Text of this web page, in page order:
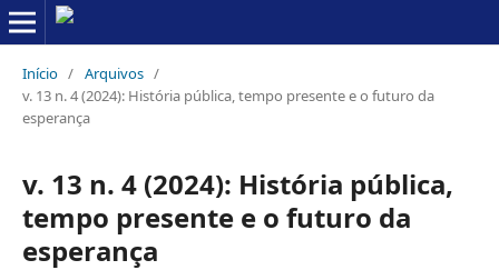
Início / Arquivos /
v. 13 n. 4 (2024): História pública, tempo presente e o futuro da
esperança
v. 13 n. 4 (2024): História pública,
tempo presente e o futuro da
esperança